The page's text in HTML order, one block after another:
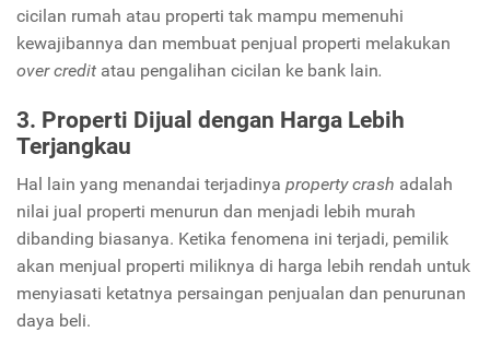
cicilan rumah atau properti tak mampu memenuhi
kewajibannya dan membuat penjual properti melakukan
over credit atau pengalihan cicilan ke bank lain.
3. Properti Dijual dengan Harga Lebih
Terjangkau
Hal lain yang menandai terjadinya property crash adalah
nilai jual properti menurun dan menjadi lebih murah
dibanding biasanya. Ketika fenomena ini terjadi, pemilik
akan menjual properti miliknya di harga lebih rendah untuk
menyiasati ketatnya persaingan penjualan dan penurunan
daya beli.